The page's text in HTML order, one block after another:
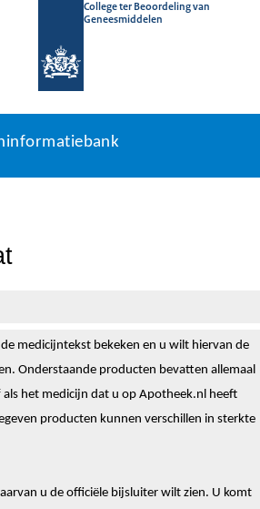
College ter Beoordeling van
Geneesmiddelen
medicijntekst bekeken en u wilt hiervan de
Onderstaande producten bevatten allemaal
het medicijn dat u op Apotheek.nl heeft
producten kunnen verschillen in sterkte
u de officiële bijsluiter wilt zien. U komt